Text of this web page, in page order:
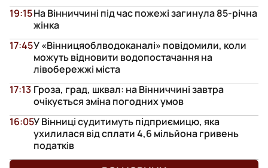
На Вінниччині під час пожежі загинула 85-річна
жінка
19:15
У «Вінницяоблводоканалі» повідомили, коли
можуть відновити водопостачання на
лівобережжі міста
17:45
Гроза, град, шквал: на Вінниччині завтра
очікується зміна погодних умов
17:13
У Вінниці судитимуть підприємицю, яка
ухилилася від сплати 4,6 мільйона гривень
податків
16:05